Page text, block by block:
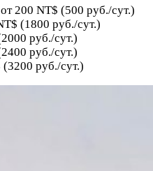
200 NT$ (500 руб./сут.)
(1800 руб./cут.)
руб./сут.)
руб./cут.)
руб./сут.)